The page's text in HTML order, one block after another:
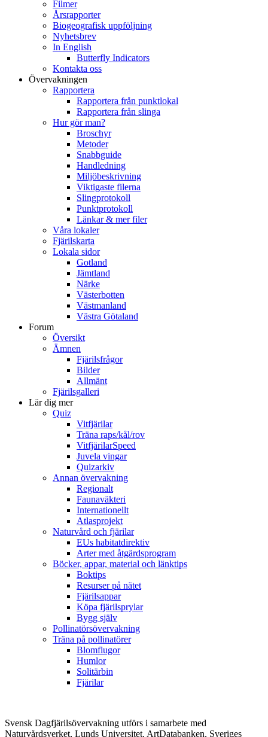
Filmer
Årsrapporter
Biogeografisk uppföljning
Nyhetsbrev
In English
Butterfly Indicators
Kontakta oss
Övervakningen
Rapportera
Rapportera från punktlokal
Rapportera från slinga
Hur gör man?
Broschyr
Metoder
Snabbguide
Handledning
Miljöbeskrivning
Viktigaste filerna
Slingprotokoll
Punktprotokoll
Länkar & mer filer
Våra lokaler
Fjärilskarta
Lokala sidor
Gotland
Jämtland
Närke
Västerbotten
Västmanland
Västra Götaland
Forum
Översikt
Ämnen
Fjärilsfrågor
Bilder
Allmänt
Fjärilsgalleri
Lär dig mer
Quiz
Vitfjärilar
Träna raps/kål/rov
VitfjärilarSpeed
Juvela vingar
Quizarkiv
Annan övervakning
Regionalt
Faunaväkteri
Internationellt
Atlasprojekt
Naturvård och fjärilar
EUs habitatdirektiv
Arter med åtgärdsprogram
Böcker, appar, material och länktips
Boktips
Resurser på nätet
Fjärilsappar
Köpa fjärilsprylar
Bygg själv
Pollinatörsövervakning
Träna på pollinatörer
Blomflugor
Humlor
Solitärbin
Fjärilar
Svensk Dagfjärilsövervakning utförs i samarbete med
Naturvårdsverket, Lunds Universitet, ArtDatabanken, Sveriges